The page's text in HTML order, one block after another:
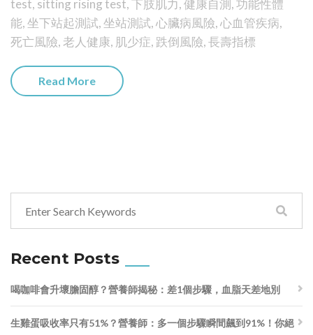
test, sitting rising test,下肢肌力,健康自測 ,功能性體
能,坐下站起測試,坐站測試,心臟病風險,心血管疾病,
死亡風險,老人健康, 肌少症, 跌倒風險,長壽指標
Read More
Recent Posts
喝咖啡會升壞膽固醇？營養師揭秘：差1個步驟，血脂天差地別
生雞蛋吸收率只有51%？營養師：多一個步驟瞬間飆到91%！你絕